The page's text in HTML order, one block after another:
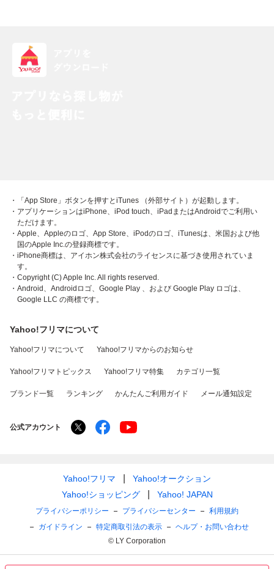
・「App Store」ボタンを押すとiTunes （外部サイト）が起動します。
・アプリケーションはiPhone、iPod touch、iPadまたはAndroidでご利用い
ただけます。
・Apple、Appleのロゴ、App Store、iPodのロゴ、iTunesは、米国および他
国のApple Inc.の登録商標です。
・iPhone商標は、アイホン株式会社のライセンスに基づき使用されていま
す。
・Copyright (C) Apple Inc. All rights reserved.
・Android、Androidロゴ、Google Play 、および Google Play ロゴは、
Google LLC の商標です。
Yahoo!フリマについて
Yahoo!フリマについて Yahoo!フリマからのお知らせ
Yahoo!フリマトピックス Yahoo!フリマ特集 カテゴリ一覧
ブランド一覧 ランキング かんたんご利用ガイド メール通知設定
公式アカウント
Yahoo!フリマ
Yahoo!オークション
Yahoo!ショッピング
Yahoo! JAPAN
プライバシーポリシー プライバシーセンター
利用規約
ガイドライン
特定商取引法の表示
ヘルプ・お問い合わせ
© LY Corporation